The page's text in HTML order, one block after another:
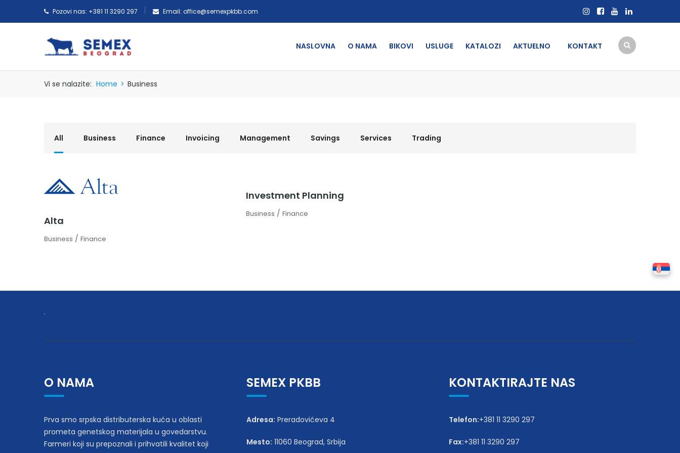
Pozovi nas: +381 11 3290 297 Email: office@semexpkbb.com
NASLOVNA O NAMA BIKOVI USLUGE KATALOZI AKTUELNO KONTAKT
Vi se nalazite: Home > Business
All Business Finance Invoicing Management Savings Services Trading
Alta
Business / Finance
Investment Planning
Business / Finance
.
O NAMA
Prva smo srpska distributerska kuća u oblasti
prometa genetskog materijala u govedarstvu.
Farmeri koji su prepoznali i prihvatili kvalitet koji
SEMEX PKBB
Adresa: Preradovićeva 4
Mesto: 11060 Beograd, Srbija
KONTAKTIRAJTE NAS
Telefon:+381 11 3290 297
Fax:+381 11 3290 297